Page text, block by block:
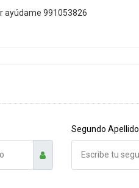
ayúdame 991053826
Segundo Apellido